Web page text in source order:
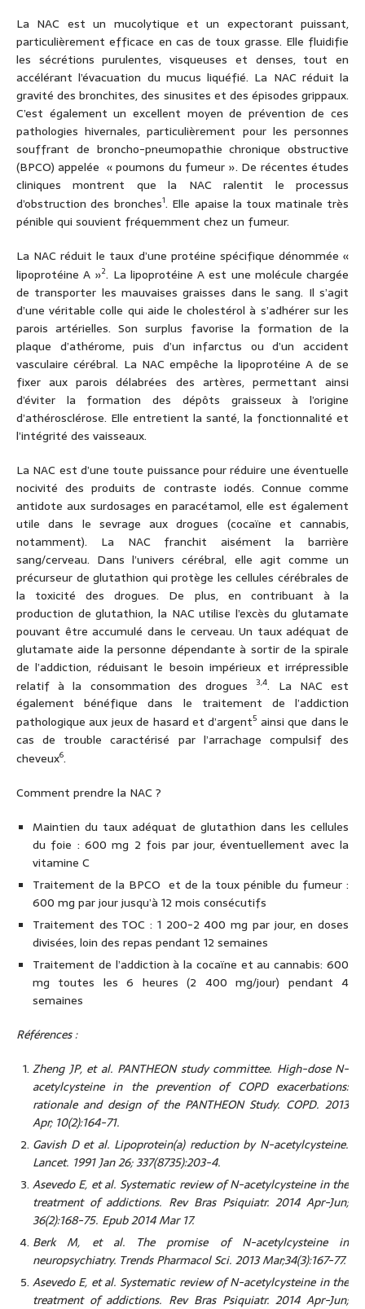
La NAC est un mucolytique et un expectorant puissant,
particulièrement efficace en cas de toux grasse. Elle fluidifie
les sécrétions purulentes, visqueuses et denses, tout en
accélérant l’évacuation du mucus liquéfié. La NAC réduit la
gravité des bronchites, des sinusites et des épisodes grippaux.
C’est également un excellent moyen de prévention de ces
pathologies hivernales, particulièrement pour les personnes
souffrant de broncho-pneumopathie chronique obstructive
(BPCO) appelée « poumons du fumeur ». De récentes études
cliniques montrent que la NAC ralentit le processus
d’obstruction des bronches1. Elle apaise la toux matinale très
pénible qui souvient fréquemment chez un fumeur.
La NAC réduit le taux d’une protéine spécifique dénommée «
lipoprotéine A »2. La lipoprotéine A est une molécule chargée
de transporter les mauvaises graisses dans le sang. Il s’agit
d’une véritable colle qui aide le cholestérol à s’adhérer sur les
parois artérielles. Son surplus favorise la formation de la
plaque d’athérome, puis d’un infarctus ou d’un accident
vasculaire cérébral. La NAC empêche la lipoprotéine A de se
fixer aux parois délabrées des artères, permettant ainsi
d’éviter la formation des dépôts graisseux à l’origine
d’athérosclérose. Elle entretient la santé, la fonctionnalité et
l’intégrité des vaisseaux.
La NAC est d’une toute puissance pour réduire une éventuelle
nocivité des produits de contraste iodés. Connue comme
antidote aux surdosages en paracétamol, elle est également
utile dans le sevrage aux drogues (cocaïne et cannabis,
notamment). La NAC franchit aisément la barrière
sang/cerveau. Dans l’univers cérébral, elle agit comme un
précurseur de glutathion qui protège les cellules cérébrales de
la toxicité des drogues. De plus, en contribuant à la
production de glutathion, la NAC utilise l’excès du glutamate
pouvant être accumulé dans le cerveau. Un taux adéquat de
glutamate aide la personne dépendante à sortir de la spirale
de l’addiction, réduisant le besoin impérieux et irrépressible
relatif à la consommation des drogues3,4. La NAC est
également bénéfique dans le traitement de l’addiction
pathologique aux jeux de hasard et d’argent5 ainsi que dans le
cas de trouble caractérisé par l’arrachage compulsif des
cheveux6.
Comment prendre la NAC ?
Maintien du taux adéquat de glutathion dans les cellules
du foie : 600 mg 2 fois par jour, éventuellement avec la
vitamine C
Traitement de la BPCO et de la toux pénible du fumeur :
600 mg par jour jusqu’à 12 mois consécutifs
Traitement des TOC : 1 200-2 400 mg par jour, en doses
divisées, loin des repas pendant 12 semaines
Traitement de l’addiction à la cocaïne et au cannabis: 600
mg toutes les 6 heures (2 400 mg/jour) pendant 4
semaines
Références :
Zheng JP, et al. PANTHEON study committee. High-dose N-
acetylcysteine in the prevention of COPD exacerbations:
rationale and design of the PANTHEON Study. COPD. 2013
Apr; 10(2):164-71.
Gavish D et al. Lipoprotein(a) reduction by N-acetylcysteine.
Lancet. 1991 Jan 26; 337(8735):203-4.
Asevedo E, et al. Systematic review of N-acetylcysteine in the
treatment of addictions. Rev Bras Psiquiatr. 2014 Apr-Jun;
36(2):168-75. Epub 2014 Mar 17.
Berk M, et al. The promise of N-acetylcysteine in
neuropsychiatry. Trends Pharmacol Sci. 2013 Mar;34(3):167-77.
Asevedo E, et al. Systematic review of N-acetylcysteine in the
treatment of addictions. Rev Bras Psiquiatr. 2014 Apr-Jun;